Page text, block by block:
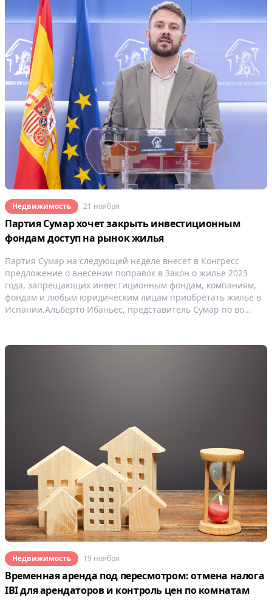
Недвижимость 21 ноября
Партия Сумар хочет закрыть инвестиционным
фондам доступ на рынок жилья
Партия Сумар на следующей неделе внесет в Конгресс
предложение о внесении поправок в Закон о жилье 2023
года, запрещающих инвестиционным фондам, компаниям,
фондам и любым юридическим лицам приобретать жилье в
Испании.Альберто Ибаньес, представитель Сумар по во...
Недвижимость 19 ноября
Временная аренда под пересмотром: отмена налога
IBI для арендаторов и контроль цен по комнатам